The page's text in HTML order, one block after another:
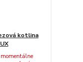
kotlina
momentálne